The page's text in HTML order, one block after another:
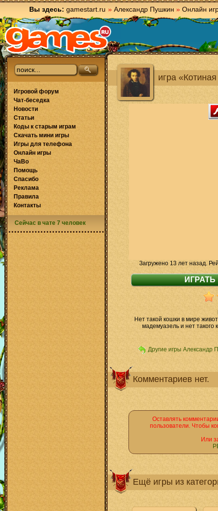
Вы здесь: gamestart.ru » Александр Пушкин » Онлайн
игра
Загружено 13 лет назад.
Нет такой кошки в мире
мадемуазель и нет такого
Другие игры Александр
Комментариев нет.
Оставлять
пользователи. Чтобы
Или
Ещё игры из
Игровой форум
Чат-беседка
Новости
Статьи
Коды к старым играм
Скачать мини игры
Игры для телефона
Онлайн игры
ЧаВо
Помощь
Спасибо
Реклама
Правила
Контакты
Сейчас в чате 7 человек